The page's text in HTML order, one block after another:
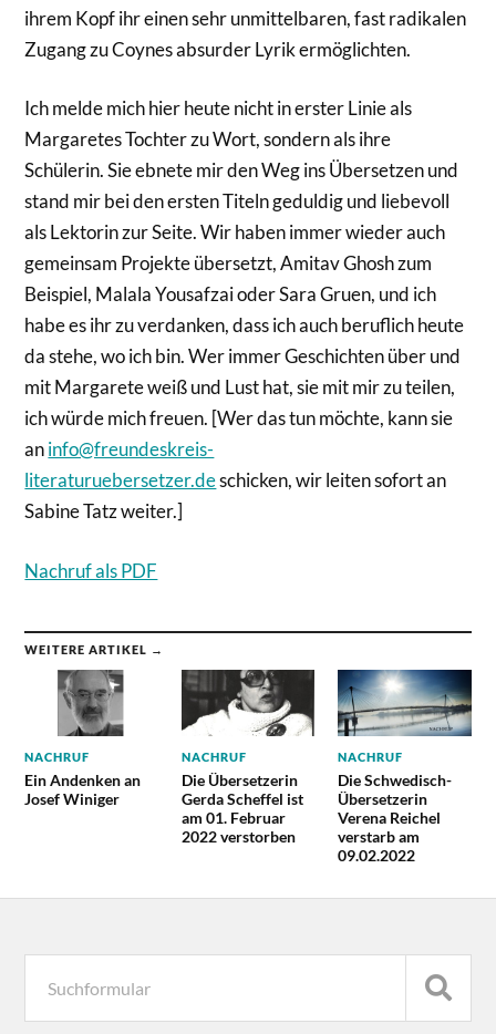
ihrem Kopf ihr einen sehr unmittelbaren, fast radikalen
Zugang zu Coynes absurder Lyrik ermöglichten.
Ich melde mich hier heute nicht in erster Linie als
Margaretes Tochter zu Wort, sondern als ihre
Schülerin. Sie ebnete mir den Weg ins Übersetzen und
stand mir bei den ersten Titeln geduldig und liebevoll
als Lektorin zur Seite. Wir haben immer wieder auch
gemeinsam Projekte übersetzt, Amitav Ghosh zum
Beispiel, Malala Yousafzai oder Sara Gruen, und ich
habe es ihr zu verdanken, dass ich auch beruflich heute
da stehe, wo ich bin. Wer immer Geschichten über und
mit Margarete weiß und Lust hat, sie mit mir zu teilen,
ich würde mich freuen. [Wer das tun möchte, kann sie
aninfo@freundeskreis-
literaturuebersetzer.deschicken, wir leiten sofort an
Sabine Tatz weiter.]
Nachruf als PDF
WEITERE ARTIKEL →
NACHRUF
Ein Andenken an
Josef Winiger
NACHRUF
Die Übersetzerin
Gerda Scheffel ist
am 01. Februar
2022 verstorben
NACHRUF
Die Schwedisch-
Übersetzerin
Verena Reichel
verstarb am
09.02.2022